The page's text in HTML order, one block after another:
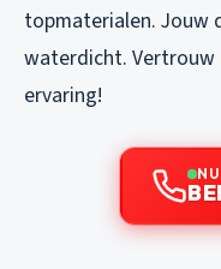
topmaterialen. Jouw
waterdicht. Vertrouw
ervaring!